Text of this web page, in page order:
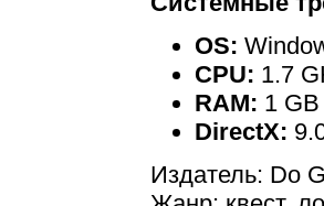
OS:
CPU: 1.7
RAM: 1 GB
DirectX:
Издатель: Do